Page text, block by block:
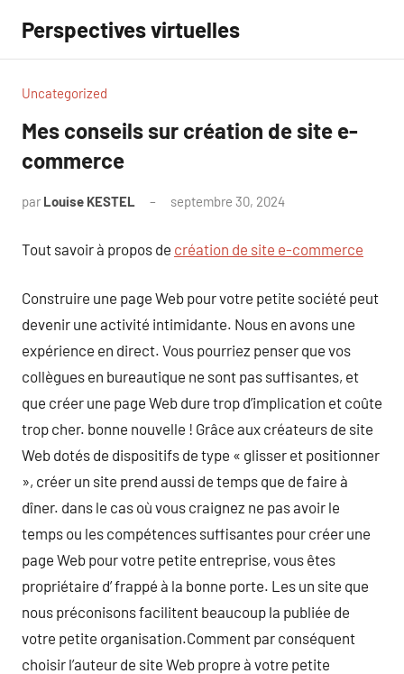
contenu
Perspectives virtuelles
Uncategorized
Mes conseils sur création de site e-
commerce
par Louise KESTEL septembre 30, 2024
Tout savoir à propos de création de site e-commerce
Construire une page Web pour votre petite société peut
devenir une activité intimidante. Nous en avons une
expérience en direct. Vous pourriez penser que vos
collègues en bureautique ne sont pas suffisantes, et
que créer une page Web dure trop d’implication et coûte
trop cher. bonne nouvelle ! Grâce aux créateurs de site
Web dotés de dispositifs de type « glisser et positionner
», créer un site prend aussi de temps que de faire à
dîner. dans le cas où vous craignez ne pas avoir le
temps ou les compétences suffisantes pour créer une
page Web pour votre petite entreprise, vous êtes
propriétaire d’ frappé à la bonne porte. Les un site que
nous préconisons facilitent beaucoup la publiée de
votre petite organisation.Comment par conséquent
choisir l’auteur de site Web propre à votre petite